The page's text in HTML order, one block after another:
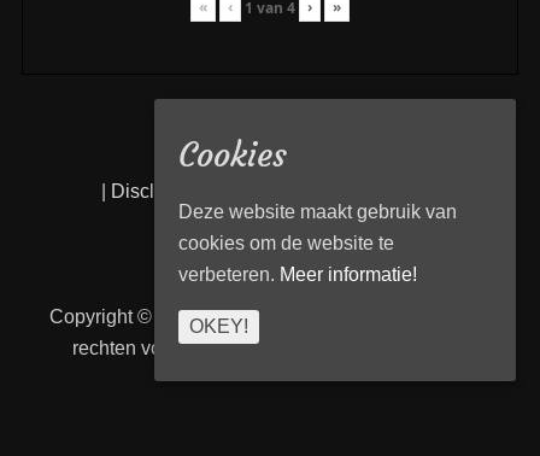
« ‹ 1 van 4 › »
Disclaimer
Copyright © 2026Transport Begeleiding Venlo
rechten voorbehouden. | TBVenlo door
Cookies
Deze website maakt gebruik van
cookies om de website te
verbeteren. Meer informatie!
OKEY!